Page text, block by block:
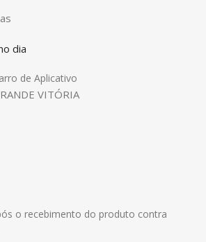
dia
de Aplicativo
VITÓRIA
o recebimento do produto contra